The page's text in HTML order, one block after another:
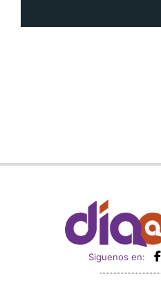
Siguenos en: